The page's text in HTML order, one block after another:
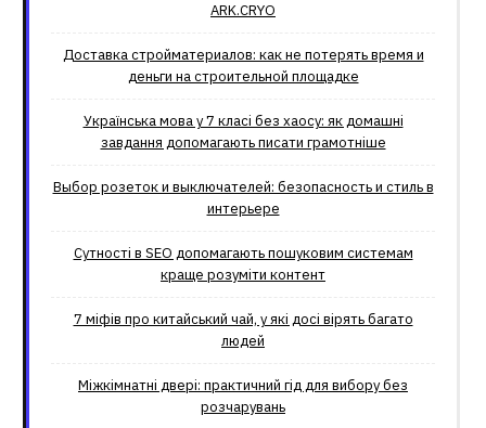
ARK.CRYO
Доставка стройматериалов: как не потерять время и
деньги на строительной площадке
Українська мова у 7 класі без хаосу: як домашні
завдання допомагають писати грамотніше
Выбор розеток и выключателей: безопасность и стиль в
интерьере
Сутності в SEO допомагають пошуковим системам
краще розуміти контент
7 міфів про китайський чай, у які досі вірять багато
людей
Міжкімнатні двері: практичний гід для вибору без
розчарувань